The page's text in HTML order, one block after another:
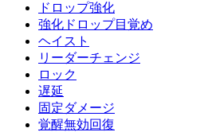
ドロップ強化
強化ドロップ目覚め
ヘイスト
リーダーチェンジ
ロック
遅延
固定ダメージ
覚醒無効回復